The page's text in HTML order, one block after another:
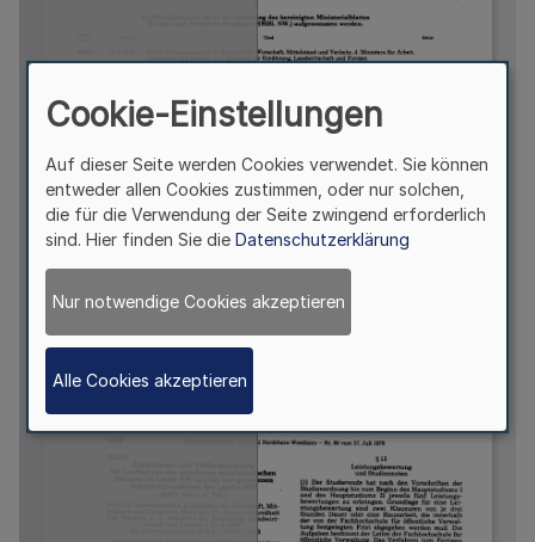
Cookie-Einstellungen
Auf dieser Seite werden Cookies verwendet. Sie können
entweder allen Cookies zustimmen, oder nur solchen,
die für die Verwendung der Seite zwingend erforderlich
sind. Hier finden Sie die Datenschutzerklärung
Nur notwendige Cookies akzeptieren
Alle Cookies akzeptieren